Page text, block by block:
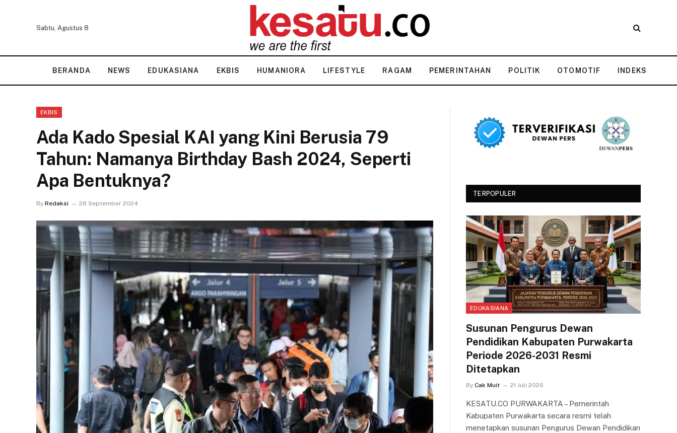
Sabtu, Agustus 8
BERANDA NEWS EDUKASIANA EKBIS HUMANIORA LIFESTYLE RAGAM PEMERINTAHAN POLITIK OTOMOTIF INDEKS
EKBIS
Ada Kado Spesial KAI yang Kini Berusia 79
Tahun: Namanya Birthday Bash 2024, Seperti
Apa Bentuknya?
By Redaksi 28 September 2024
TERPOPULER
EDUKASIANA
Susunan Pengurus Dewan
Pendidikan Kabupaten Purwakarta
Periode 2026-2031 Resmi
Ditetapkan
By Cak Muit 21 Juli 2026
KESATU.CO PURWAKARTA – Pemerintah
Kabupaten Purwakarta secara resmi telah
menetapkan susunan Pengurus Dewan Pendidikan